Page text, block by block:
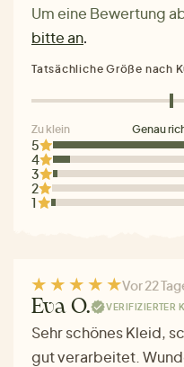
Um eine Bewertung
bitte an.
5
4
3
2
1
Tatsächliche Größe nach
Zu klein Genau
Vor 22
Eva O. VERIFIZIERTER
Sehr schönes Kleid,
gut verarbeitet.